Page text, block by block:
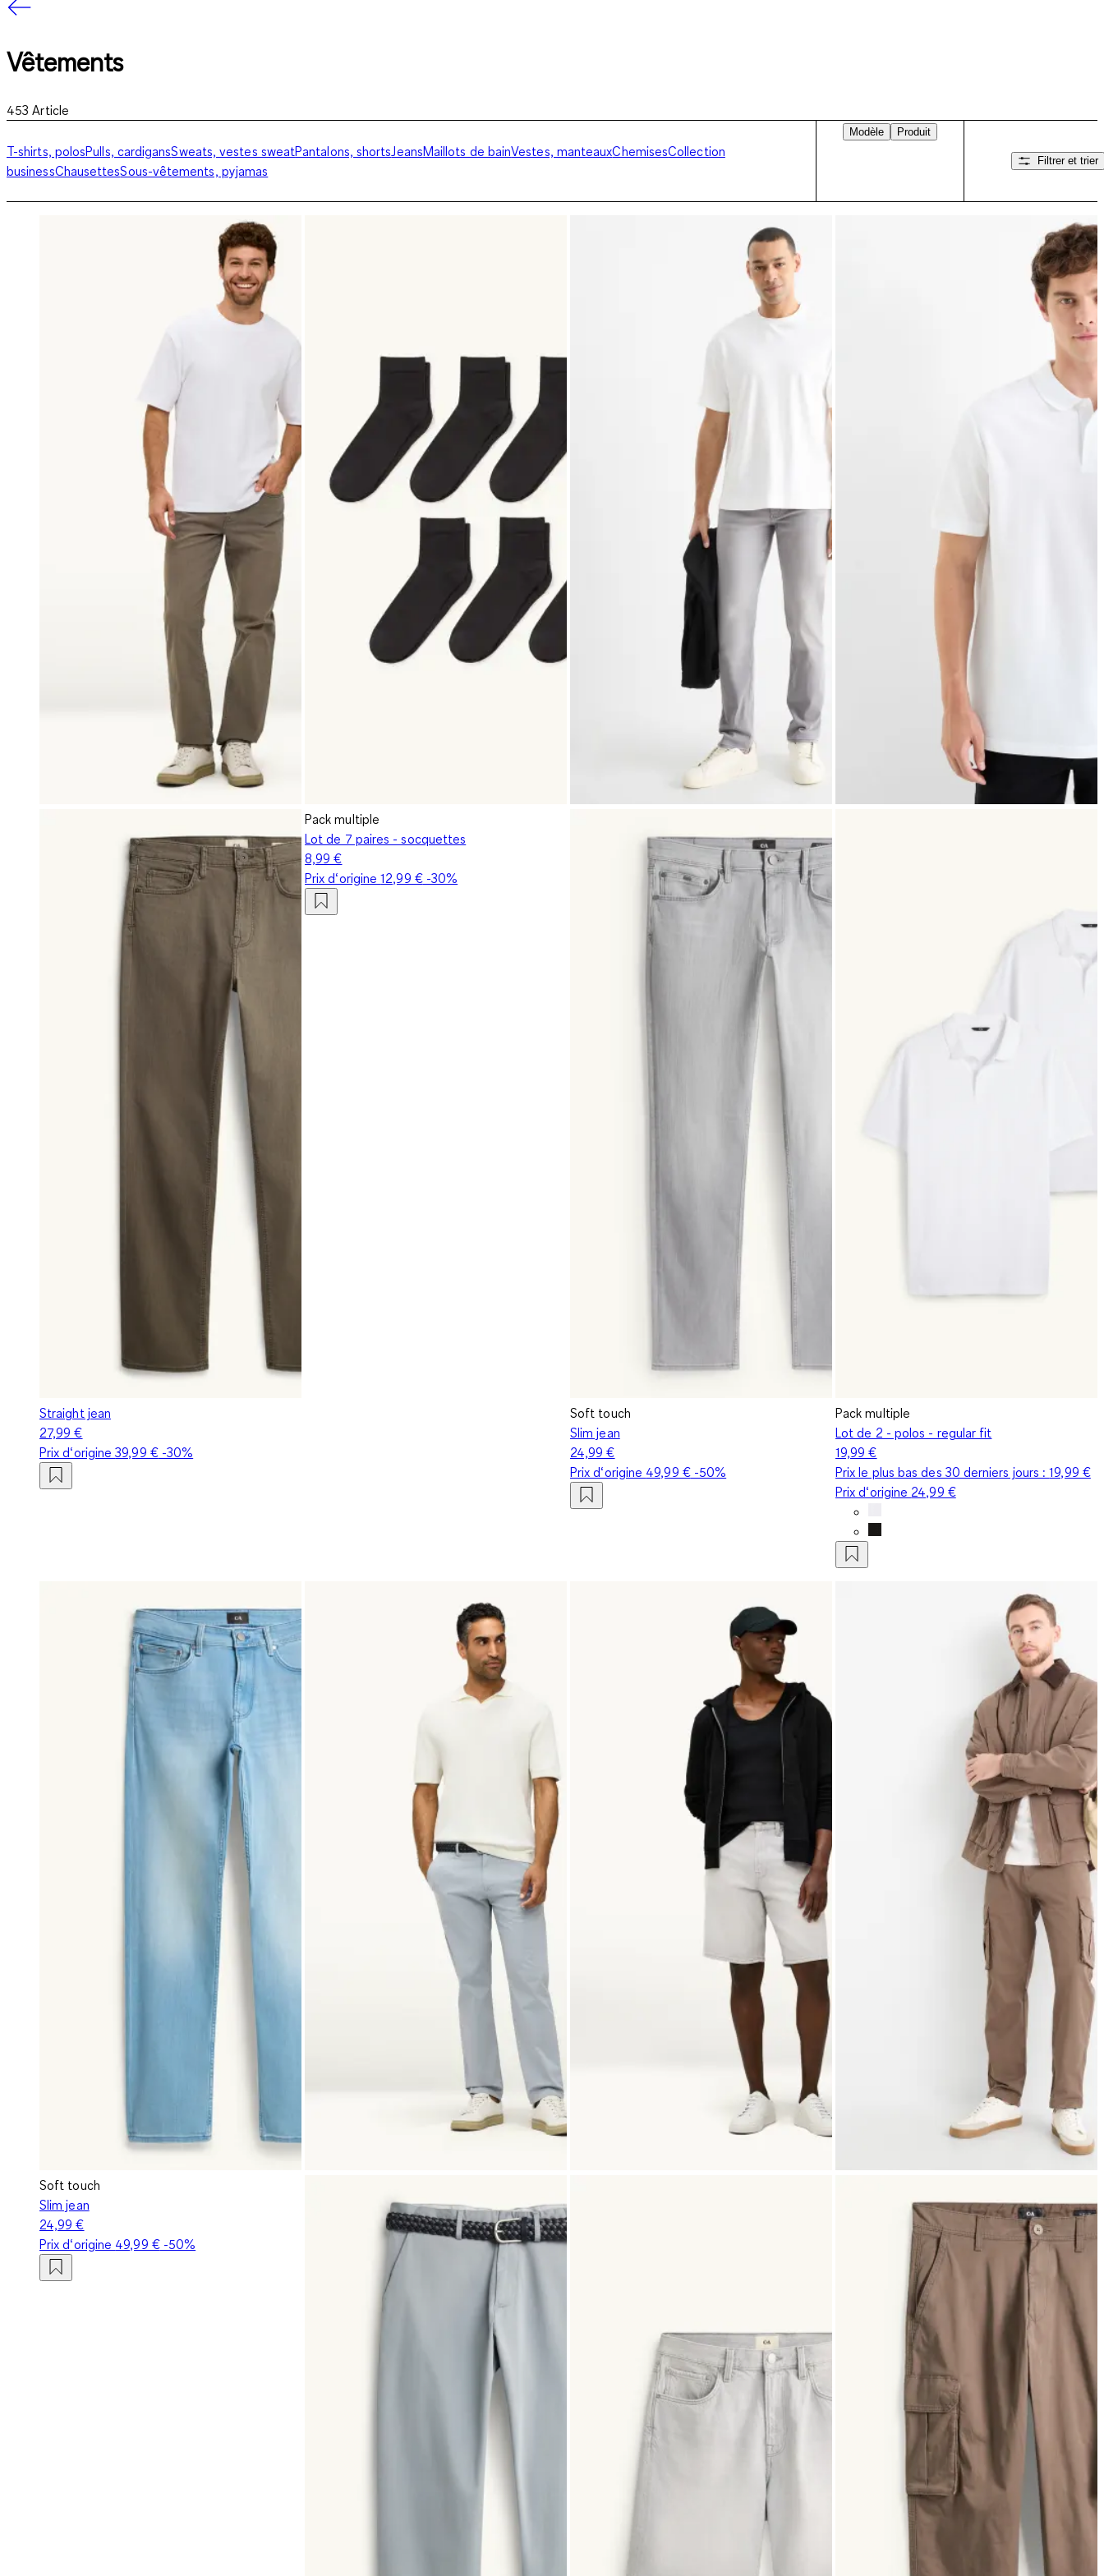
Vêtements
453 Article
T-shirts, polosPulls, cardigansSweats, vestes sweatPantalons, shorts JeansMaillots de bainVestes, manteauxChemisesCollection
businessChausettesSous-vêtements, pyjamas
Modèle Produit
Filtrer et trier
Straight jean
27,99 €
Prix d‘origine39,99 €-30%
Pack multiple
Lot de 7 paires - socquettes
8,99 €
Prix d‘origine12,99 €-30%
Soft touch
Slim jean
24,99 €
Prix d‘origine 49,99 €-50%
Pack multiple
Lot de 2 - polos - regular fit
19,99 €
Prix le plus bas des 30 derniers jours :19,99 €
Prix d‘origine 24,99 €
Soft touch
Slim jean
24,99 €
Prix d‘origine 49,99 €-50%